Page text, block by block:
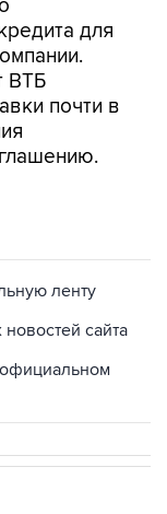
ВТБ
почти в
сайта